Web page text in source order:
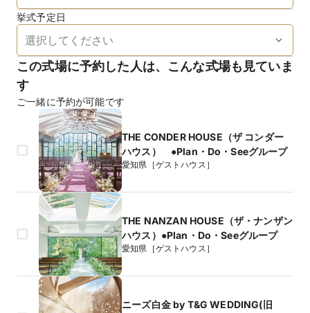
挙式予定日
この式場に予約した人は、こんな式場も見ていま
す
ご一緒に予約が可能です
THE CONDER HOUSE（ザ コンダー
ハウス） ●Plan・Do・Seeグループ
愛知県［ゲストハウス］
THE NANZAN HOUSE（ザ・ナンザン
ハウス）●Plan・Do・Seeグループ
愛知県［ゲストハウス］
ニーズ白金 by T&G WEDDING(旧